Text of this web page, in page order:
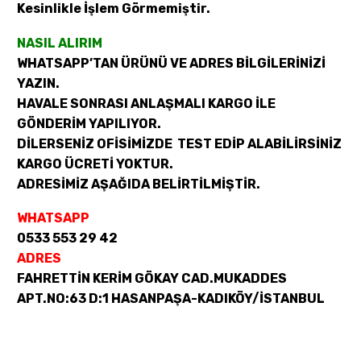
Kesinlikle İşlem Görmemiştir.
NASIL ALIRIM
WHATSAPP’TAN ÜRÜNÜ VE ADRES BİLGİLERİNİZİ
YAZIN.
HAVALE SONRASI ANLAŞMALI KARGO İLE
GÖNDERİM YAPILIYOR.
DİLERSENİZ OFİSİMİZDE TEST EDİP ALABİLİRSİNİZ
KARGO ÜCRETİ YOKTUR.
ADRESİMİZ AŞAĞIDA BELİRTİLMİŞTİR.
WHATSAPP
0533 553 29 42
ADRES
FAHRETTİN KERİM GÖKAY CAD.MUKADDES
APT.NO:63 D:1 HASANPAŞA-KADIKÖY/İSTANBUL